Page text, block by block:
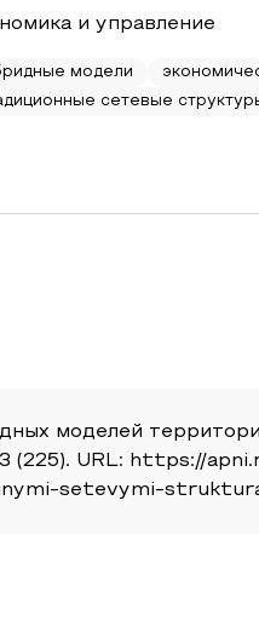
и управление
модели
сетевые
моделей
(225). URL: https://
setevymi-